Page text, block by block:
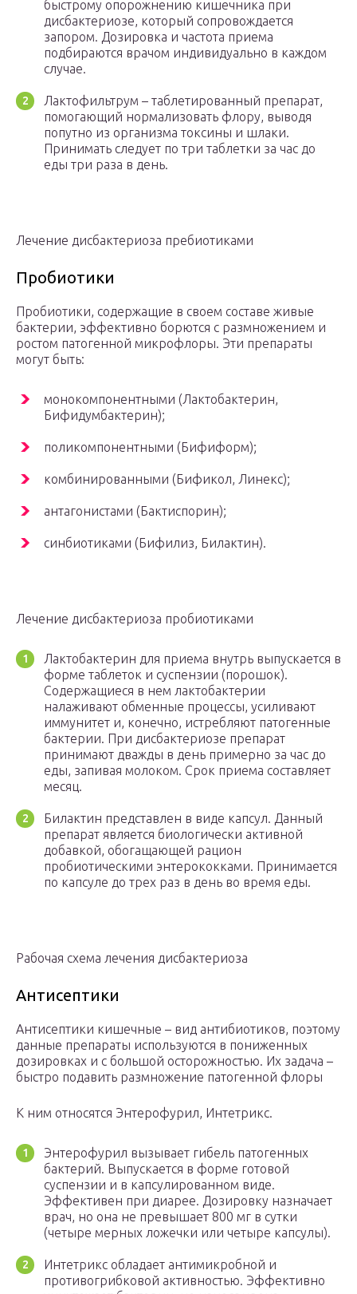
быстрому опорожнению кишечника при
дисбактериозе, который сопровождается
запором. Дозировка и частота приема
подбираются врачом индивидуально в каждом
случае.
Лактофильтрум – таблетированный препарат,
помогающий нормализовать флору, выводя
попутно из организма токсины и шлаки.
Принимать следует по три таблетки за час до
еды три раза в день.
Лечение дисбактериоза пребиотиками
Пробиотики
Пробиотики, содержащие в своем составе живые
бактерии, эффективно борются с размножением и
ростом патогенной микрофлоры. Эти препараты
могут быть:
монокомпонентными (Лактобактерин,
Бифидумбактерин);
поликомпонентными (Бифиформ);
комбинированными (Бификол, Линекс);
антагонистами (Бактиспорин);
синбиотиками (Бифилиз, Билактин).
Лечение дисбактериоза пробиотиками
Лактобактерин для приема внутрь выпускается в
форме таблеток и суспензии (порошок).
Содержащиеся в нем лактобактерии
налаживают обменные процессы, усиливают
иммунитет и, конечно, истребляют патогенные
бактерии. При дисбактериозе препарат
принимают дважды в день примерно за час до
еды, запивая молоком. Срок приема составляет
месяц.
Билактин представлен в виде капсул. Данный
препарат является биологически активной
добавкой, обогащающей рацион
пробиотическими энтерококками. Принимается
по капсуле до трех раз в день во время еды.
Рабочая схема лечения дисбактериоза
Антисептики
Антисептики кишечные – вид антибиотиков, поэтому
данные препараты используются в пониженных
дозировках и с большой осторожностью. Их задача –
быстро подавить размножение патогенной флоры
К ним относятся Энтерофурил, Интетрикс.
Энтерофурил вызывает гибель патогенных
бактерий. Выпускается в форме готовой
суспензии и в капсулированном виде.
Эффективен при диарее. Дозировку назначает
врач, но она не превышает 800 мг в сутки
(четыре мерных ложечки или четыре капсулы).
Интетрикс обладает антимикробной и
противогрибковой активностью. Эффективно